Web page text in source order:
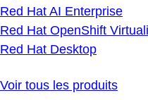
Red Hat AI Enterprise
Red Hat OpenShift
Red Hat Desktop
Voir tous les produits